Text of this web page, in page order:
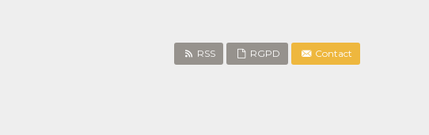
RSS RGPD Contact